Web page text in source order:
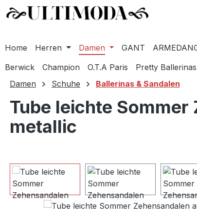
Hauptinhalt springen
Zur Suche springen
Zur Hauptnavigation springen
Home Herren Damen GANT
Berwick
Champion O.T.A Paris Pretty Ballerinas
Damen
Schuhe Ballerinas & Sandalen
Tube leichte
metallic
Bildergalerie überspringen